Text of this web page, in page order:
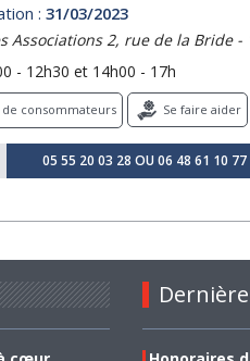
: 31/03/2023
Associations 2, rue de la Bride -
- 12h30 et 14h00 - 17h
de consommateurs Se faire aider
05 55 20 03 28 OU 06 48 61 10 77